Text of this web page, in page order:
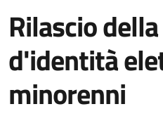
Rilascio
d'identità
minorenni